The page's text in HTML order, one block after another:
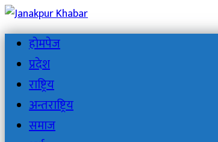
होमपेज
प्रदेश
राष्ट्रिय
अन्तराष्ट्रिय
समाज